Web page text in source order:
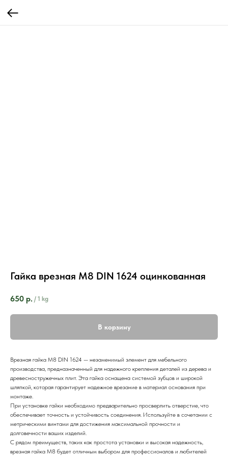
Гайка врезная М8 DIN 1624 оцинкованная
650 р. / 1 kg
В корзину
Врезная гайка М8 DIN 1624 — незаменимый элемент для мебельного
производства, предназначенный для надежного крепления деталей из дерева и
древесностружечных плит. Эта гайка оснащена системой зубцов и широкой
шляпкой, которая гарантирует надежное врезание в материал основания при
монтаже.
При установке гайки необходимо предварительно просверлить отверстие, что
обеспечивает точность и устойчивость соединения. Используйте в сочетании с
метрическими винтами для достижения максимальной прочности и
долговечности ваших изделий.
С рядом преимуществ, таких как простота установки и высокая надежность,
врезная гайка М8 будет отличным выбором для профессионалов и любителей